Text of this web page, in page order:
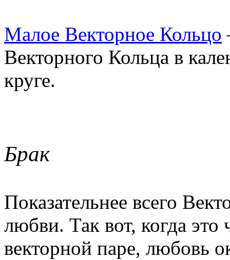
Малое Векторное Кольцо
Векторного Кольца в
круге.
Брак
Показательнее всего
любви. Так вот, когда это
векторной паре, любовь